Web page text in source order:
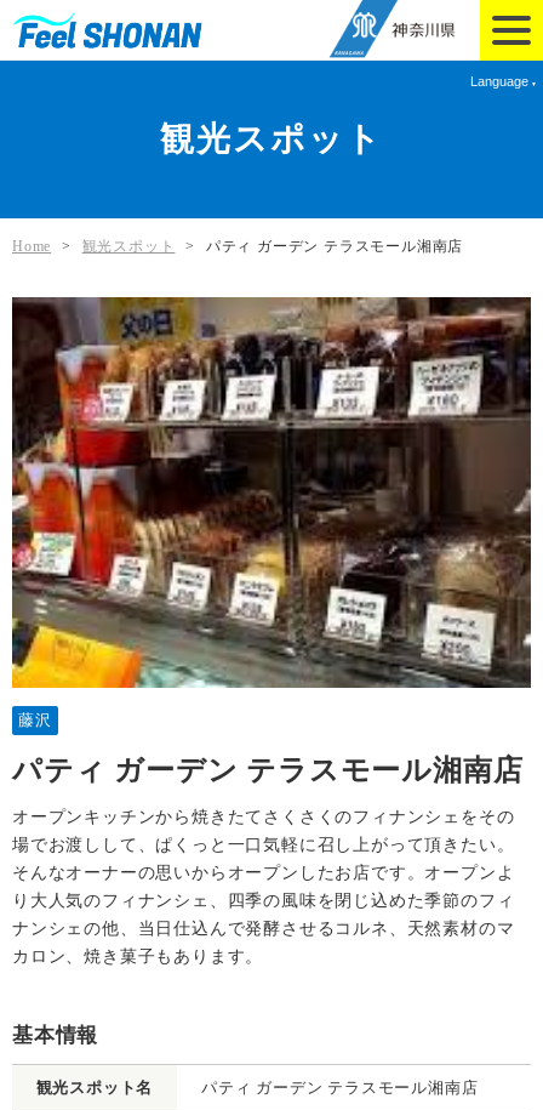
Language
観光スポット
Home > 観光スポット > パティ ガーデン テラスモール湘南店
藤沢
パティ ガーデン テラスモール湘南店
オープンキッチンから焼きたてさくさくのフィナンシェをその
場でお渡しして、ぱくっと一口気軽に召し上がって頂きたい。
そんなオーナーの思いからオープンしたお店です。オープンよ
り大人気のフィナンシェ、四季の風味を閉じ込めた季節のフィ
ナンシェの他、当日仕込んで発酵させるコルネ、天然素材のマ
カロン、焼き菓子もあります。
基本情報
観光スポット名 パティ ガーデン テラスモール湘南店